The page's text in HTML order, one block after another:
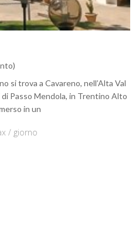
si trova a Cavareno, nell’Alta Val
Passo Mendola, in Trentino Alto
in un
/ giorno